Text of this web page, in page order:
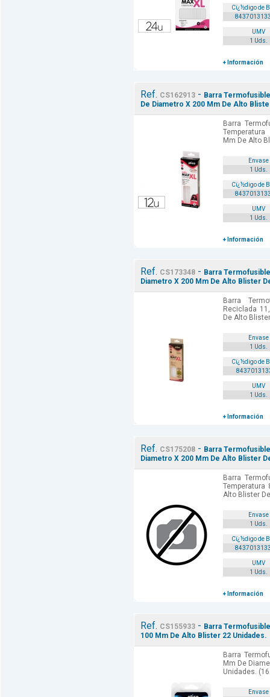
Cï¿½digo de
UMV
1 Uds.
+ Información
Ref. CS162913 - Barra
De Diametro X 200 Mm De Alto
Barra
Mm De Alto
Envase
1 Uds.
Cï¿½digo de
UMV
1 Uds.
+ Información
Ref. CS173348 - Barra
Diametro X 200 Mm De Alto Blister
Barra
Reciclada
De Alto
Envase
1 Uds.
Cï¿½digo de
UMV
1 Uds.
+ Información
Ref. CS175208 - Barra
Diametro X 200 Mm De Alto Blister
Barra
Temperatura
Alto Blister
Envase
1 Uds.
Cï¿½digo de
UMV
1 Uds.
+ Información
Ref. CS155933 - Barra
100 Mm De Alto Blister 22 Unidades.
Barra
Mm De
Unidades.
Envase